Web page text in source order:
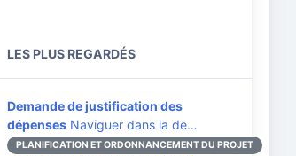
LES PLUS REGARDÉS
Demande de justification des
dépenses Naviguer dans la de…
PLANIFICATION ET ORDONNANCEMENT DU PROJET